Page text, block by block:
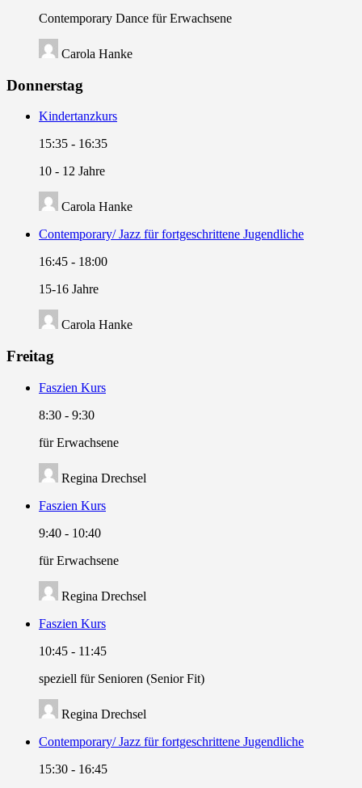
Contemporary Dance für Erwachsene
Carola Hanke
Donnerstag
Kindertanzkurs
15:35 - 16:35
10 - 12 Jahre
Carola Hanke
Contemporary/ Jazz für fortgeschrittene Jugendliche
16:45 - 18:00
15-16 Jahre
Carola Hanke
Freitag
Faszien Kurs
8:30 - 9:30
für Erwachsene
Regina Drechsel
Faszien Kurs
9:40 - 10:40
für Erwachsene
Regina Drechsel
Faszien Kurs
10:45 - 11:45
speziell für Senioren (Senior Fit)
Regina Drechsel
Contemporary/ Jazz für fortgeschrittene Jugendliche
15:30 - 16:45